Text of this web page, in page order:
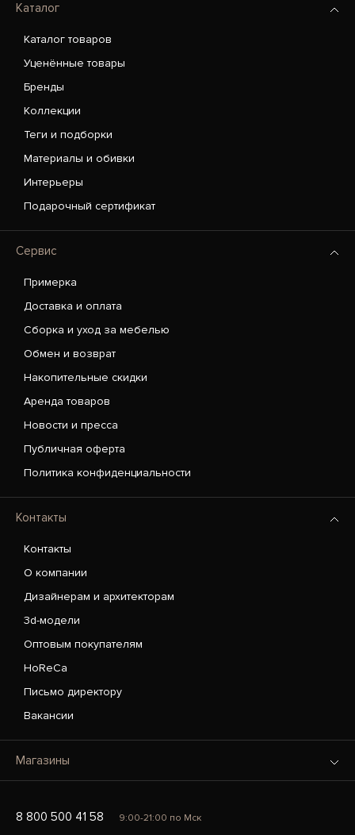
Каталог
Каталог товаров
Уценённые товары
Бренды
Коллекции
Теги и подборки
Материалы и обивки
Интерьеры
Подарочный сертификат
Сервис
Примерка
Доставка и оплата
Сборка и уход за мебелью
Обмен и возврат
Накопительные скидки
Аренда товаров
Новости и пресса
Публичная оферта
Политика конфиденциальности
Контакты
Контакты
О компании
Дизайнерам и архитекторам
3d-модели
Оптовым покупателям
HoReCa
Письмо директору
Вакансии
Магазины
8 800 500 41 58 9:00-21:00 по Мск